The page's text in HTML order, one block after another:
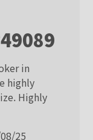
in
highly
Highly
Published
25